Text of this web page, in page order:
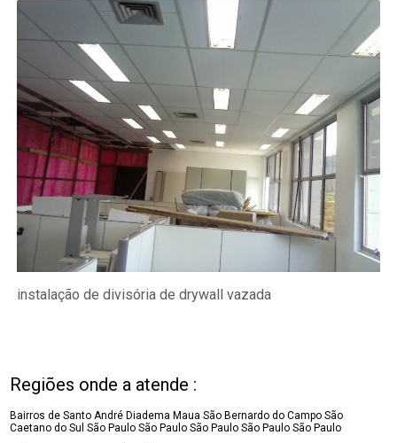
instalação de divisória de drywall vazada
Regiões onde a atende :
Bairros de Santo André Diadema Maua São Bernardo do Campo São
Caetano do SulSão Paulo São Paulo São Paulo São Paulo São Paulo